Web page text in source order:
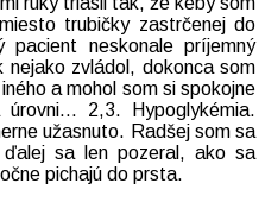
trubičky zastrčenej do
neskonale príjemný
zvládol, dokonca som
a mohol som si spokojne
2,3. Hypoglykémia.
užasnuto. Radšej som sa
ďalej sa len pozeral, ako sa
pichajú do prsta.